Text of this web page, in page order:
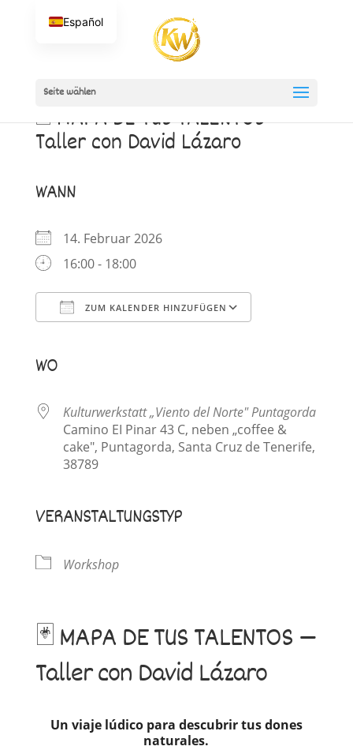
Seite wählen
🃏 MAPA DE TUS TALENTOS —
Taller con David Lázaro
WANN
14. Februar 2026
16:00 - 18:00
ZUM KALENDER HINZUFÜGEN
WO
Kulturwerkstatt „Viento del Norte" Puntagorda
Camino EI Pinar 43 C, neben „coffee &
cake", Puntagorda, Santa Cruz de Tenerife,
38789
VERANSTALTUNGSTYP
Workshop
🃏 MAPA DE TUS TALENTOS —
Taller con David Lázaro
Un viaje lúdico para descubrir tus dones
naturales.
Español